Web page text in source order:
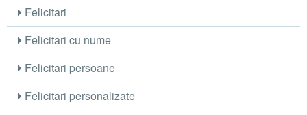
Felicitari
Felicitari cu nume
Felicitari persoane
Felicitari personalizate